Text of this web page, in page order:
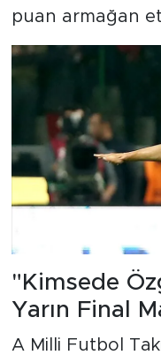
puan armağan
"Kimsede
Yarın Final
A Milli Futbol